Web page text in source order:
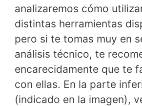
analizaremos cómo
distintas herramientas
pero si te tomas muy en
análisis técnico, te
encarecidamente que te
con ellas. En la parte
(indicado en la imagen),